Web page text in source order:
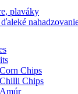
plaváky
Corn Chips
Chilli Chips
Amúr